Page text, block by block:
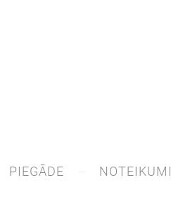
PIEGĀDE NOTEIKUMI